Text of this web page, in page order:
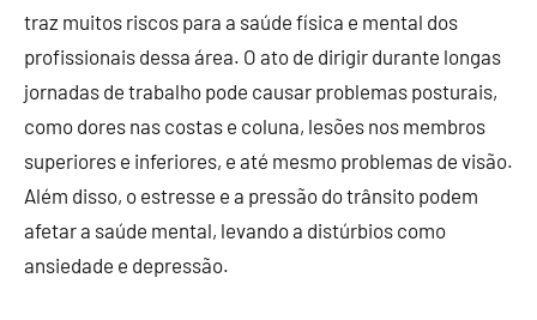
traz muitos riscos para a saúde física e mental dos
profissionais dessa área. O ato de dirigir durante longas
jornadas de trabalho pode causar problemas posturais,
como dores nas costas e coluna, lesões nos membros
superiores e inferiores, e até mesmo problemas de visão.
Além disso, o estresse e a pressão do trânsito podem
afetar a saúde mental, levando a distúrbios como
ansiedade e depressão.